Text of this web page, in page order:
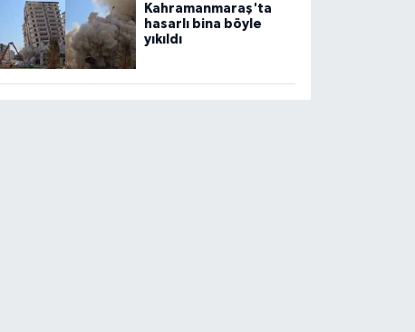
Kahramanmaraş'ta
hasarlı bina böyle
yıkıldı